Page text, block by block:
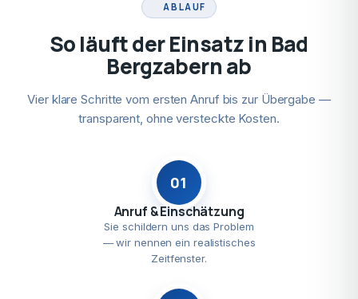
ABLAUF
So läuft der Einsatz in Bad
Bergzabern ab
Vier klare Schritte vom ersten Anruf bis zur Übergabe —
transparent, ohne versteckte Kosten.
01
Anruf & Einschätzung
Sie schildern uns das Problem
— wir nennen ein realistisches
Zeitfenster.